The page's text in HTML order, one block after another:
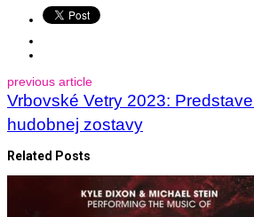
previous article
Vrbovské Vetry 2023:
hudobnej zostavy
Related Posts